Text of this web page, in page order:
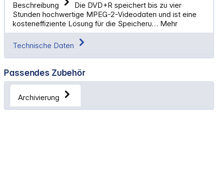
Beschreibung
Die DVD+R speichert bis zu vier
Stunden hochwertige MPEG-2-Videodaten und ist eine
kosteneffiziente Lösung für die Speicheru… Mehr
Technische Daten
Passendes Zubehör
Archivierung